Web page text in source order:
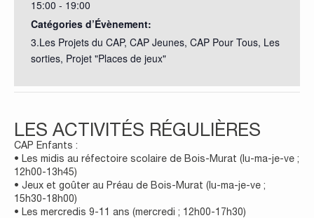
15:00 - 19:00
Catégories d’Évènement:
3.Les Projets du CAP, CAP Jeunes, CAP Pour Tous, Les
sorties, Projet "Places de jeux"
LES ACTIVITÉS RÉGULIÈRES
CAP Enfants :
• Les midis au réfectoire scolaire de Bois-Murat (lu-ma-je-ve ;
12h00-13h45)
• Jeux et goûter au Préau de Bois-Murat (lu-ma-je-ve ;
15h30-18h00)
• Les mercredis 9-11 ans (mercredi ; 12h00-17h30)